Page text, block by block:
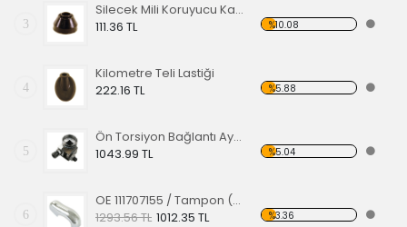
3
Silecek Mili Koruyucu Kapak
111.36 TL
%10.08
4
Kilometre Teli Lastiği
222.16 TL
%5.88
5
Ön Torsiyon Bağlantı Ayarlayıcı (ADJUSTER ) 60-65
1043.99 TL
%5.04
6
OE 111707155 / Tampon (Babası) Koruma Krom 1200-1300 52-67
1293.56 TL 1012.35 TL %3.36